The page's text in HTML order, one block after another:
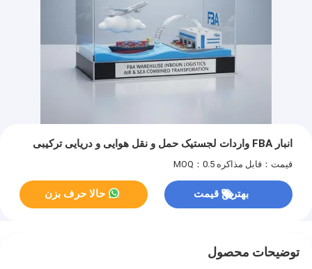
انبار FBA واردات لجستیک حمل و نقل هوایی و دریایی ترکیبی
قیمت：قابل مذاکره MOQ：0.5
بهترین قیمت حالا حرف بزن
توضیحات محصول